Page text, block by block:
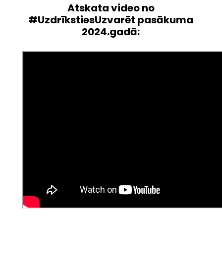
Atskata video no
#UzdrīkstiesUzvarēt pasākuma
2024.gadā: